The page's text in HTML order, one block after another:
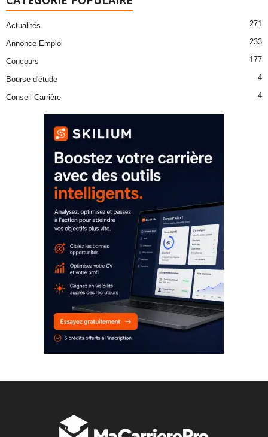
Actualités 271
Annonce Emploi 233
Concours 177
Bourse d'étude 4
Conseil Carrière 4